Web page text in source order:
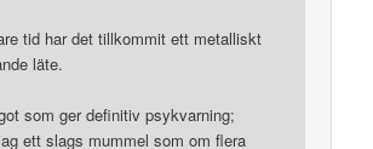
tid har det tillkommit ett metalliskt
läte.
som ger definitiv psykvarning;
ett slags mummel som om flera